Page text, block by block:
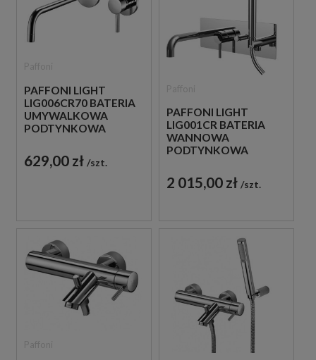
PAFFONI LIGHT
LIG006CR70 BATERIA
UMYWALKOWA
PODTYNKOWA
CHROM
629,00 zł szt.
PAFFONI LIGHT
LIG001CR BATERIA
WANNOWA
PODTYNKOWA
CHROM
2 015,00 zł szt.